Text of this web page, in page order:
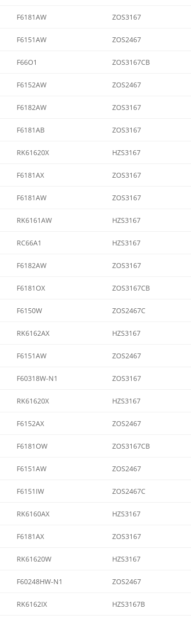
F6181AW ZOS3167
F6151AW ZOS2467
F66O1 ZOS3167CB
F6152AW ZOS2467
F6182AW ZOS3167
F6181AB ZOS3167
RK61620X HZS3167
F6181AX ZOS3167
F6181AW ZOS3167
RK6161AW HZS3167
RC66A1 HZS3167
F6182AW ZOS3167
F6181OX ZOS3167CB
F6150W ZOS2467C
RK6162AX HZS3167
F6151AW ZOS2467
F60318W-N1 ZOS3167
RK61620X HZS3167
F6152AX ZOS2467
F6181OW ZOS3167CB
F6151AW ZOS2467
F6151IW ZOS2467C
RK6160AX HZS3167
F6181AX ZOS3167
RK61620W HZS3167
F60248HW-N1 ZOS2467
RK6162IX HZS3167B